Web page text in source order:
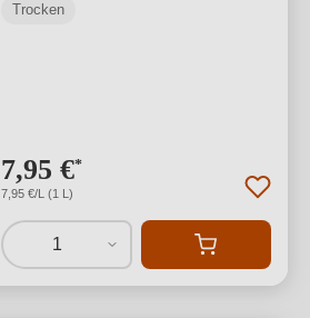
Trocken
7,95 €*
7,95 €/L (1 L)
1